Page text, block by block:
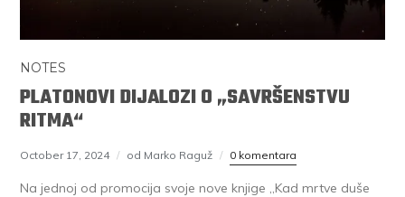
NOTES
PLATONOVI DIJALOZI O „SAVRŠENSTVU
RITMA“
October 17, 2024 od Marko Raguž 0 komentara
Na jednoj od promocija svoje nove knjige „Kad mrtve duše